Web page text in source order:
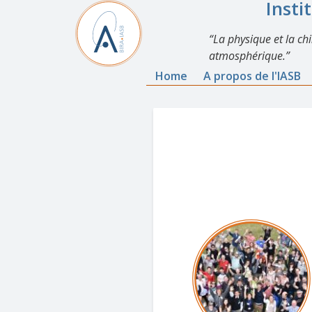
La physique et la
atmosphérique.
Home
A propos de l'IASB